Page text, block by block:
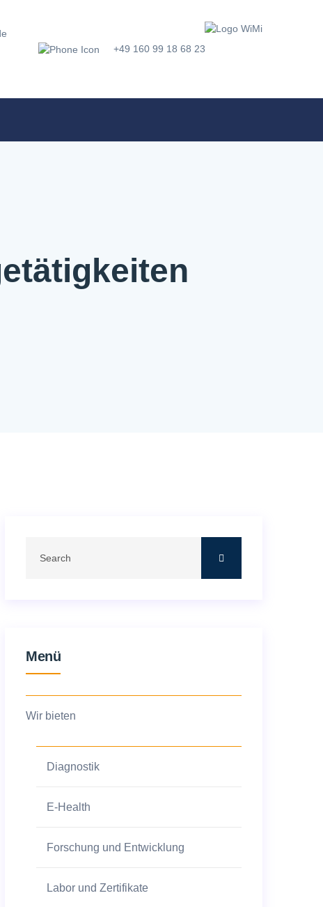
+49 160 99 18 68 23
Menü
Wir bieten
Diagnostik
E-Health
Forschung und Entwicklung
Labor und Zertifikate